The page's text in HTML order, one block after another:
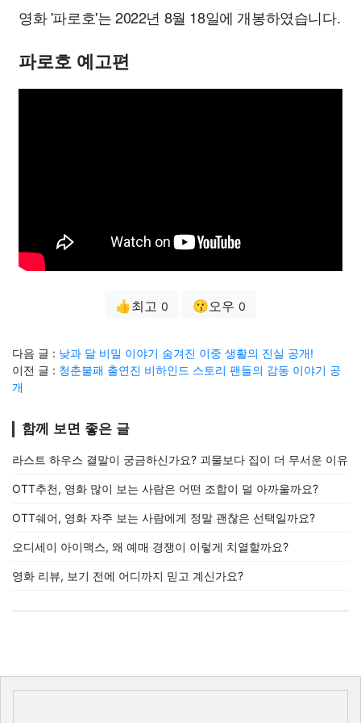
영화 '파로호'는 2022년 8월 18일에 개봉하였습니다.
파로호 예고편
👍최고 0 😗오우 0
다음 글 : 낮과 달 비밀 이야기 숨겨진 이중 생활의 진실 공개!
이전 글 : 청춘불패 출연진 비하인드 스토리 팬들의 감동 이야기 공
개
함께 보면 좋은 글
라스트 하우스 결말이 궁금하신가요? 괴물보다 집이 더 무서운 이유
OTT추천, 영화 많이 보는 사람은 어떤 조합이 덜 아까울까요?
OTT쉐어, 영화 자주 보는 사람에게 정말 괜찮은 선택일까요?
오디세이 아이맥스, 왜 예매 경쟁이 이렇게 치열할까요?
영화 리뷰, 보기 전에 어디까지 믿고 계신가요?